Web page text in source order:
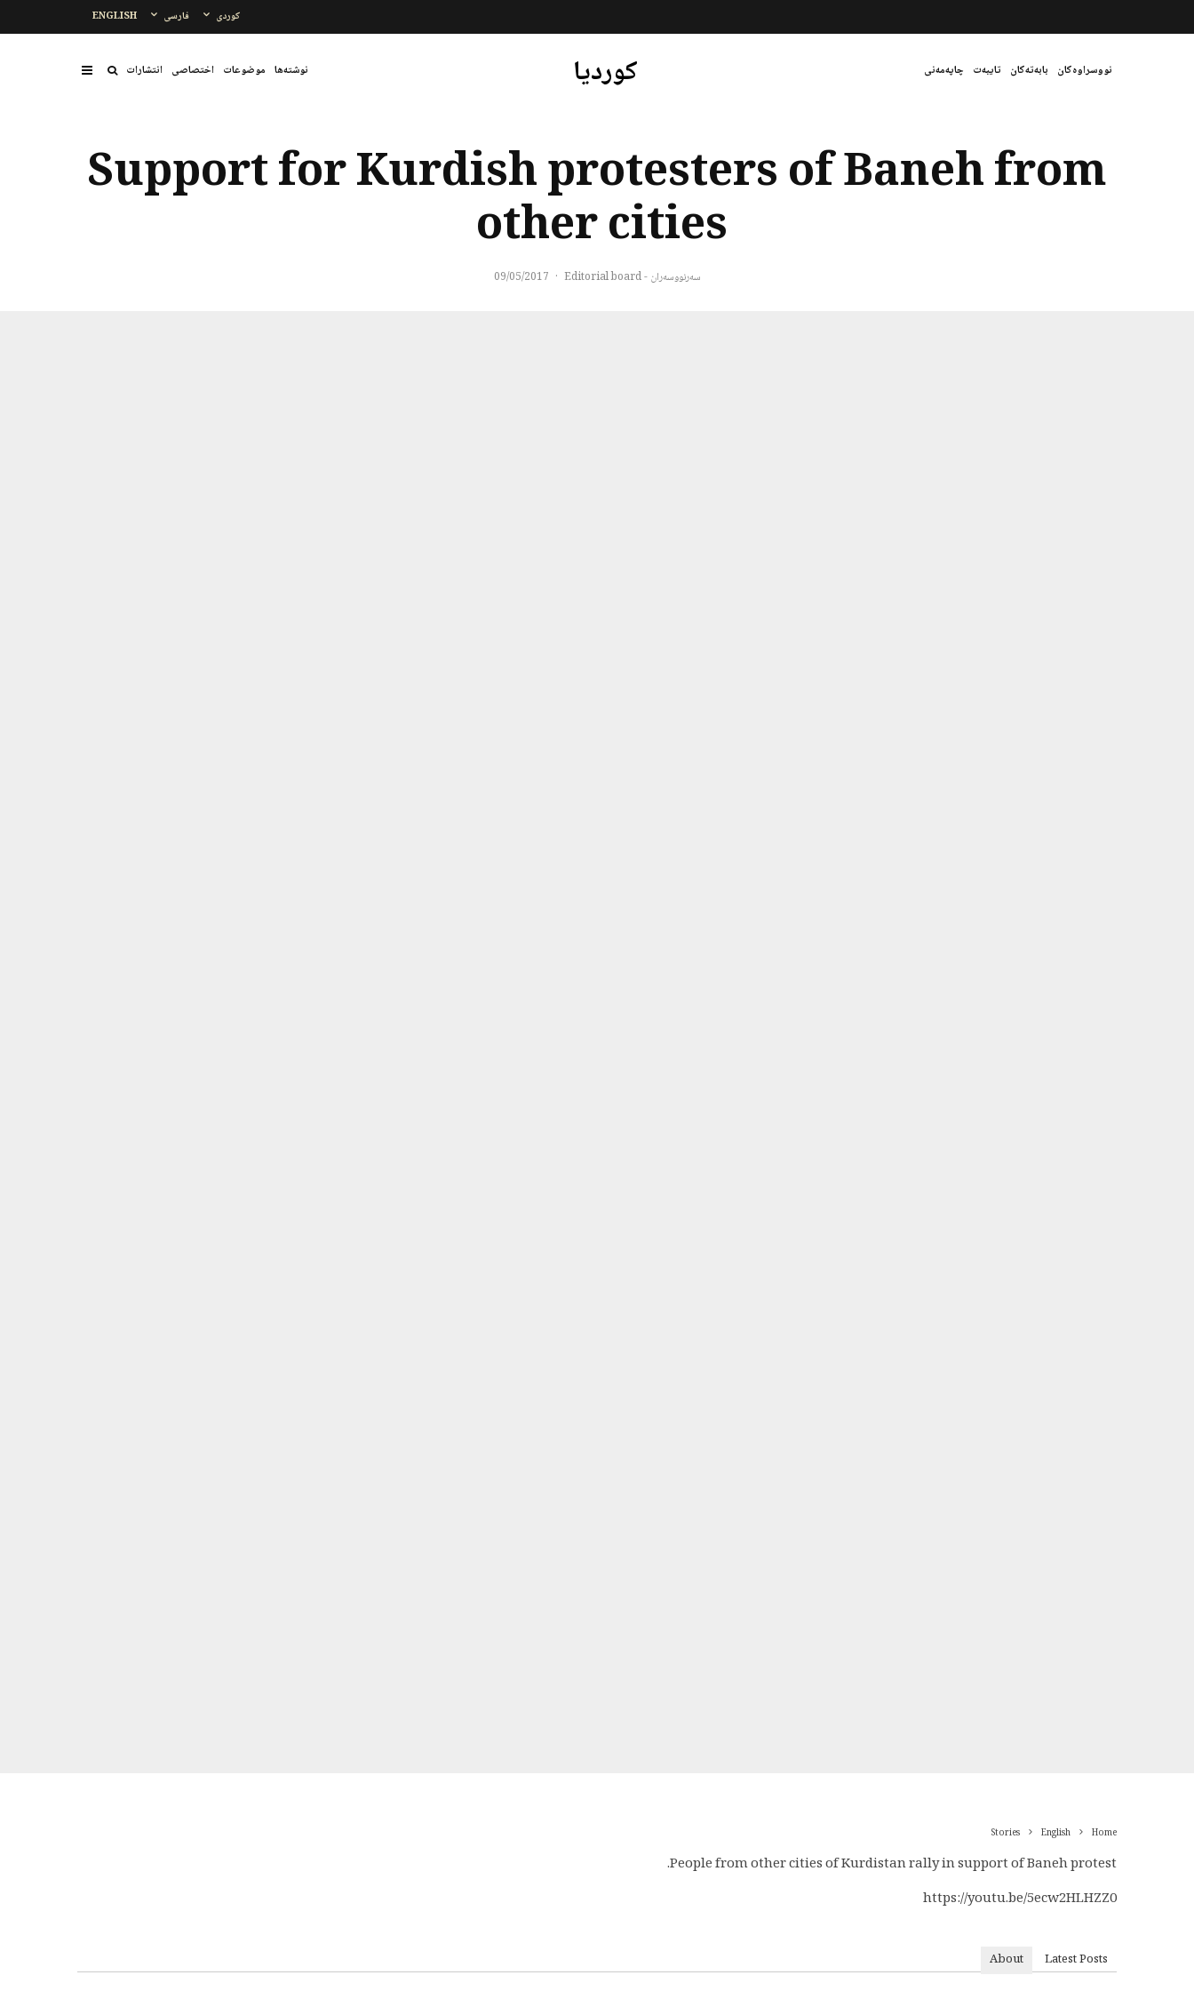
ENGLISH فارسی کوردی
نووسراوەکان بابەتەکان تایبەت چاپەمەنی کوردیا نوشتەها موضوعات اختصاصی انتشارات
Support for Kurdish protesters of Baneh from
other cities
سەرنووسەران - Editorial board ·
09/05/2017
Home
English
Stories
People from other cities of Kurdistan rally in support of Baneh protest.
https://youtu.be/5ecw2HLHZZ0
About Latest Posts